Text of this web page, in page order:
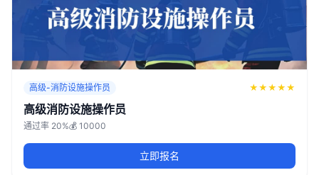
高级-消防设施操作员 ★ ★ ★ ★ ★
高级消防设施操作员
通过率 20%💰 10000
立即报名